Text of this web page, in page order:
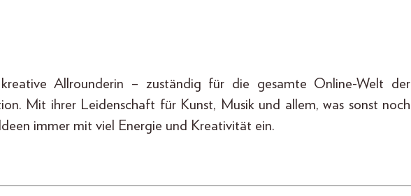
Allrounderin – zuständig für die gesamte Online-Welt der
Mit ihrer Leidenschaft für Kunst, Musik und allem, was sonst noch
immer mit viel Energie und Kreativität ein.